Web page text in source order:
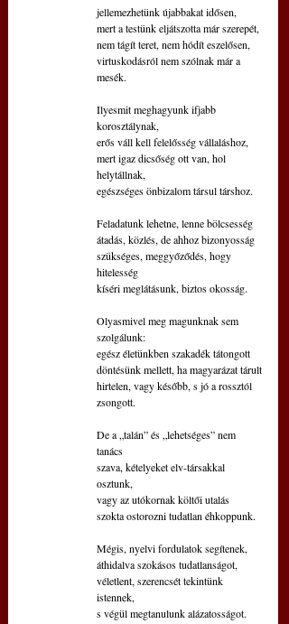
jellemezhetünk újabbakat idősen,
mert a testünk eljátszotta már szerepét,
nem tágít teret, nem hódít eszelősen,
virtuskodásról nem szólnak már a
mesék.
Ilyesmit meghagyunk ifjabb
korosztálynak,
erős váll kell felelősség vállaláshoz,
mert igaz dicsőség ott van, hol
helytállnak,
egészséges önbizalom társul társhoz.
Feladatunk lehetne, lenne bölcsesség
átadás, közlés, de ahhoz bizonyosság
szükséges, meggyőződés, hogy
hitelesség
kíséri meglátásunk, biztos okosság.
Olyasmivel meg magunknak sem
szolgálunk:
egész életünkben szakadék tátongott
döntésünk mellett, ha magyarázat tárult
hirtelen, vagy később, s jó a rossztól
zsongott.
De a „talán” és „lehetséges” nem
tanács
szava, kételyeket elv-társakkal
osztunk,
vagy az utókornak költői utalás
szokta ostorozni tudatlan éhkoppunk.
Mégis, nyelvi fordulatok segítenek,
áthidalva szokásos tudatlanságot,
véletlent, szerencsét tekintünk
istennek,
s végül megtanulunk alázatosságot.